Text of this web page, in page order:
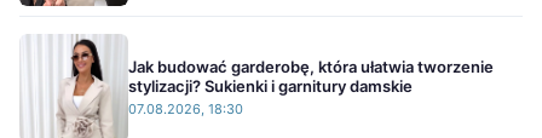
Jak budować garderobę, która ułatwia tworzenie
stylizacji? Sukienki i garnitury damskie
07.08.2026, 18:30